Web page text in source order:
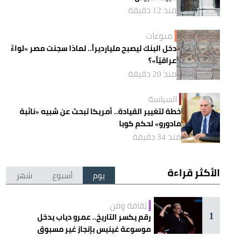
منذ 12 دقيقة
منوعات
دخل البنك ليصبح مليارديراً.. لماذا سجنت مصر «لواءً
عراقيّاً»؟
منذ 20 دقيقة
السياسة
خطة لتغيير القيادة.. أمريكا تبحث عن شبيه «نائبة
مادورو» لحكم كوبا
منذ 34 دقيقة
الأكثر قراءة يوم أسبوع شهر
1
ثقافة وفن
رقم يكسر التاريخ.. عمرو دياب يدخل
موسوعة غينيس بإنجاز غير مسبوق